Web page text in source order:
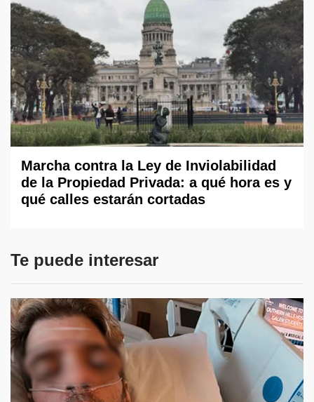
Marcha contra la Ley de Inviolabilidad
de la Propiedad Privada: a qué hora es y
qué calles estarán cortadas
Te puede interesar